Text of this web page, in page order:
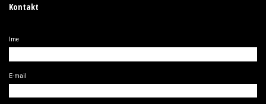
Kontakt
Ime
E-mail